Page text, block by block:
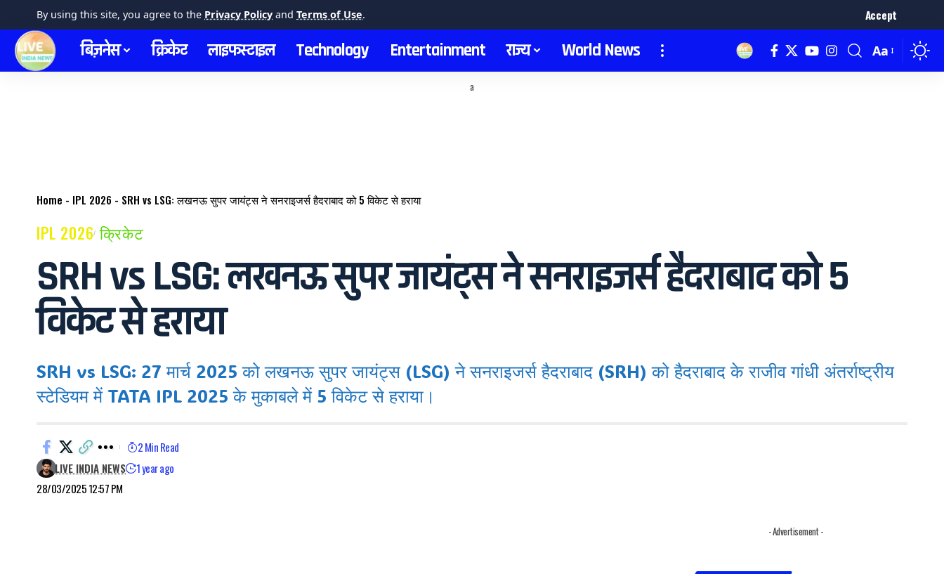
By using this site, you agree to the Privacy Policy and Terms of Use. Accept
बिज़नेस क्रिकेट लाइफस्टाइल Technology Entertainment राज्य World News Aa
a
Home - IPL 2026 - SRH vs LSG: लखनऊ सुपर जायंट्स ने सनराइजर्स हैदराबाद को 5 विकेट से हराया
IPL 2026 क्रिकेट
SRH vs LSG: लखनऊ सुपर जायंट्स ने सनराइजर्स हैदराबाद को 5
विकेट से हराया
SRH vs LSG: 27 मार्च 2025 को लखनऊ सुपर जायंट्स (LSG) ने सनराइजर्स हैदराबाद (SRH) को हैदराबाद के राजीव गांधी अंतर्राष्ट्रीय
स्टेडियम में TATA IPL 2025 के मुकाबले में 5 विकेट से हराया।
28/03/2025 12:57 PM
LIVE INDIA NEWS 1 year ago
2 Min Read
- Advertisement -